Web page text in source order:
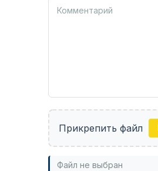
Прикрепить файл
Файл не выбран